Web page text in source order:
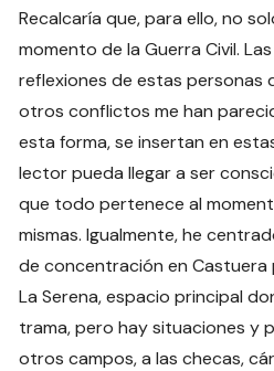
Recalcaría que, para ello, no
momento de la Guerra Civil.
reflexiones de estas personas
otros conflictos me han
esta forma, se insertan en
lector pueda llegar a ser
que todo pertenece al
mismas. Igualmente, he
de concentración en Castuera
La Serena, espacio principal
trama, pero hay situaciones y
otros campos, a las checas,